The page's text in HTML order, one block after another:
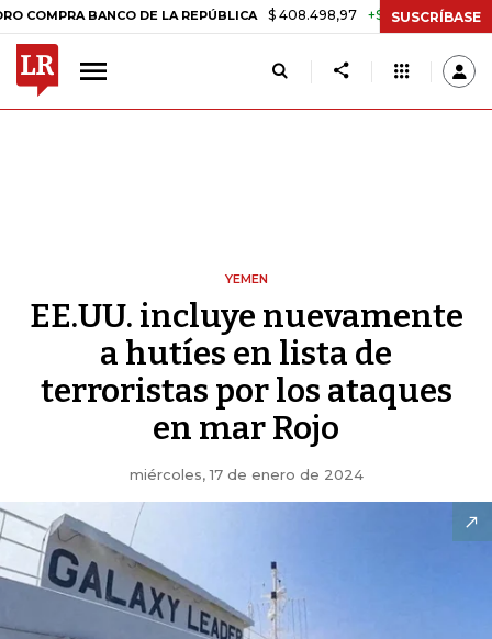
BANCO DE LA REPÚBLICA $ 408.498,97 +$ 8.753,81 +2,19%
SUSCRÍBASE
YEMEN
EE.UU. incluye nuevamente
a hutíes en lista de
terroristas por los ataques
en mar Rojo
miércoles, 17 de enero de 2024